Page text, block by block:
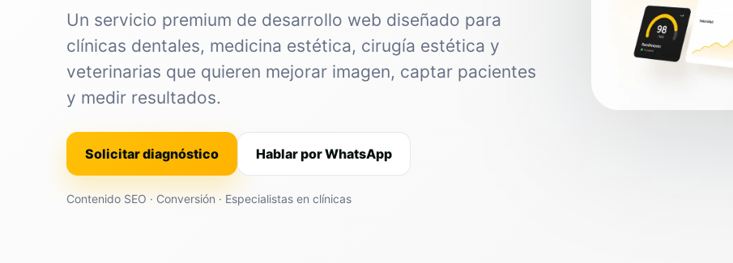
Un servicio premium de desarrollo web diseñado para
clínicas dentales, medicina estética, cirugía estética y
veterinarias que quieren mejorar imagen, captar pacientes
y medir resultados.
Solicitar diagnóstico Hablar por WhatsApp
Contenido SEO · Conversión · Especialistas en clínicas